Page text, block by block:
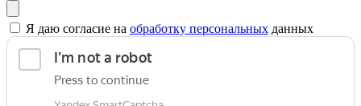
Я даю согласие на обработку персональных данных